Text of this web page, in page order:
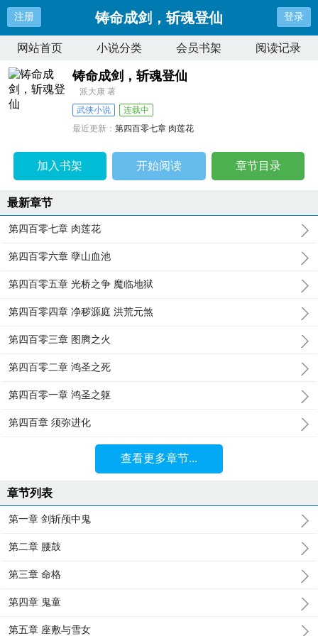
注册 铸命成剑，斩魂登仙 登录
网站首页 小说分类 会员书架 阅读记录
铸命成剑，斩魂登仙
派大康 著
武侠小说
连载中
最近更新：第四百零七章 肉莲花
加入书架 开始阅读 章节目录
最新章节
第四百零七章 肉莲花
第四百零六章 孽山血池
第四百零五章 光桥之争 魔临地狱
第四百零四章 净秽源庭 洪荒元煞
第四百零三章 图腾之火
第四百零二章 鸿圣之死
第四百零一章 鸿圣之躯
第四百章 须弥进化
查看更多章节...
章节列表
第一章 剑斩颅中鬼
第二章 腰鼓
第三章 命格
第四章 鬼童
第五章 座敷与雪女